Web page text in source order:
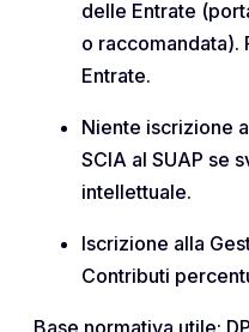
delle Entrate
o raccomandata).
Entrate.
Niente iscrizione
SCIA al SUAP se
intellettuale.
Iscrizione alla
Contributi